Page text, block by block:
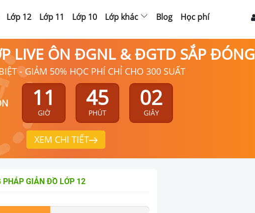
Lớp 12 Lớp 11 Lớp 10 Lớp khác Blog Học phí
LIVE ÔN ĐGNL & ĐGTD SẮP ĐÓNG
- GIẢM 50% HỌC PHÍ CHỈ CHO 300 SUẤT
11
GIỜ
45
PHÚT
00
GIÂY
XEM CHI TIẾT
PHÁP GIẢN ĐỒ LỚP 12